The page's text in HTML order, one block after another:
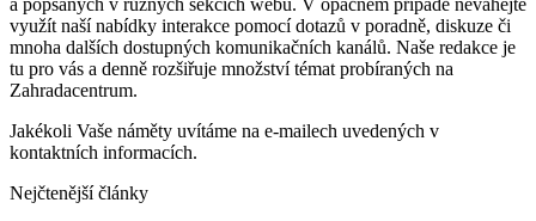
využít naší nabídky interakce pomocí dotazů v poradně, diskuze či
mnoha dalších dostupných komunikačních kanálů. Naše redakce je
tu pro vás a denně rozšiřuje množství témat probíraných na
Zahradacentrum.
Jakékoli Vaše náměty uvítáme na e-mailech uvedených v
kontaktních informacích.
Nejčtenější články